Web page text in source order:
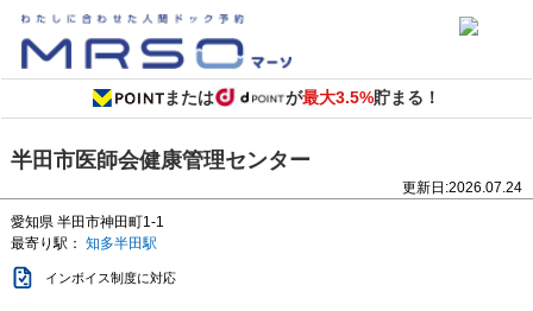
または が最大3.5%貯まる！
半田市医師会健康管理センター
更新日:2026.07.24
愛知県 半田市神田町1-1
最寄り駅： 知多半田駅
インボイス制度に対応